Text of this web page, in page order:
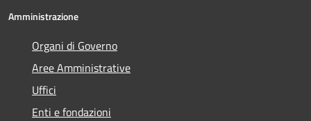
Amministrazione
Organi di Governo
Aree Amministrative
Uffici
Enti e fondazioni